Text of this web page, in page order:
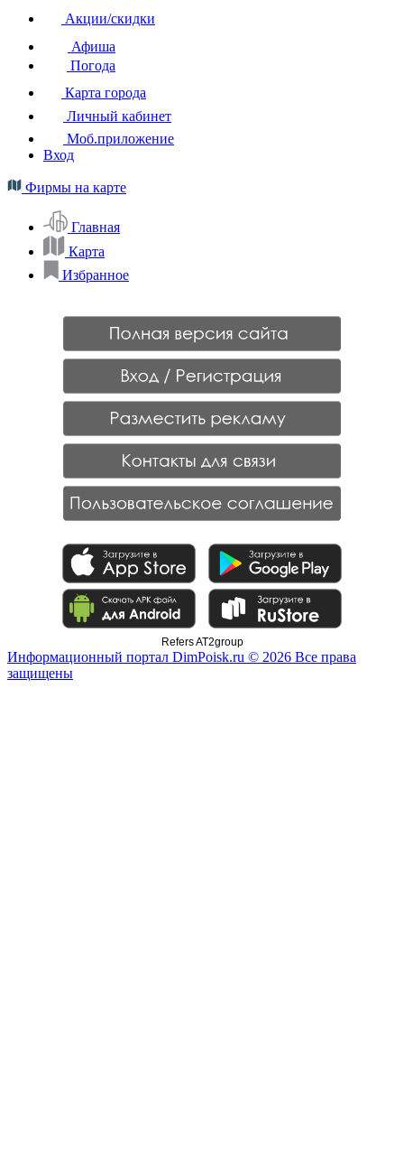
Акции/скидки
Афиша
Погода
Карта города
Личный кабинет
Моб.приложение
Вход
Фирмы на карте
Главная
Карта
Избранное
Refers AT2group
Информационный портал DimPoisk.ru © 2026 Все права
защищены